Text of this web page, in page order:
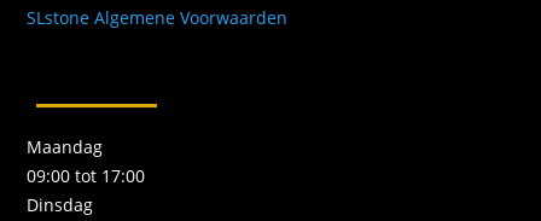
SLstone Algemene Voorwaarden
Maandag
09:00 tot 17:00
Dinsdag